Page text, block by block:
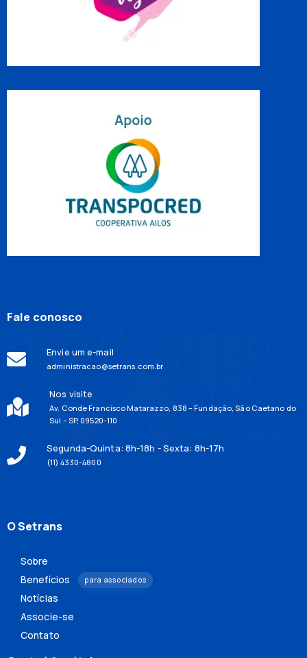
Fale conosco
Envie um e-mail
administracao@setrans.com.br
Nos visite
Av. Conde Francisco Matarazzo, 838 – Fundação, São Caetano do
Sul – SP, 09520-110
Segunda-Quinta: 8h-18h - Sexta: 8h-17h
(11) 4330-4800
O Setrans
Sobre
Benefícios
para associados
Notícias
Associe-se
Contato